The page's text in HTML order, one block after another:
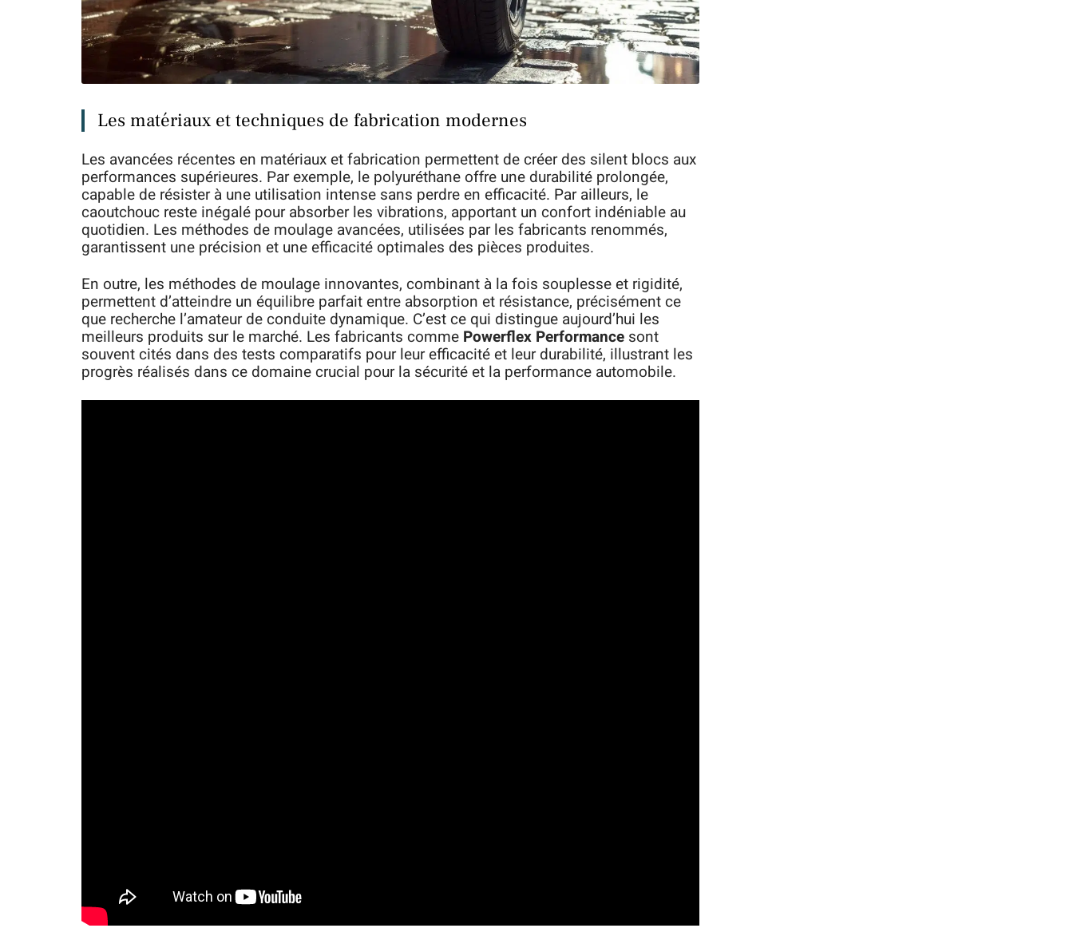
Les matériaux et techniques de fabrication modernes
Les avancées récentes en matériaux et fabrication permettent de créer des silent blocs aux
performances supérieures. Par exemple, le polyuréthane offre une durabilité prolongée,
capable de résister à une utilisation intense sans perdre en efficacité. Par ailleurs, le
caoutchouc reste inégalé pour absorber les vibrations, apportant un confort indéniable au
quotidien. Les méthodes de moulage avancées, utilisées par les fabricants renommés,
garantissent une précision et une efficacité optimales des pièces produites.
En outre, les méthodes de moulage innovantes, combinant à la fois souplesse et rigidité,
permettent d’atteindre un équilibre parfait entre absorption et résistance, précisément ce
que recherche l’amateur de conduite dynamique. C’est ce qui distingue aujourd’hui les
meilleurs produits sur le marché. Les fabricants comme Powerflex Performance sont
souvent cités dans des tests comparatifs pour leur efficacité et leur durabilité, illustrant les
progrès réalisés dans ce domaine crucial pour la sécurité et la performance automobile.